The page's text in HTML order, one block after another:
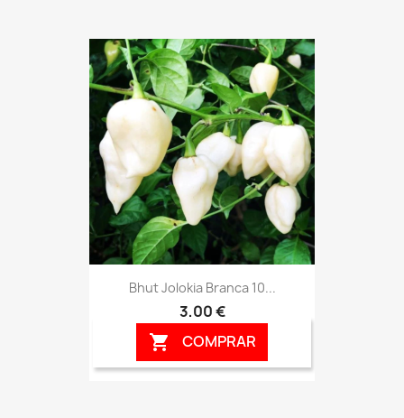
Bhut Jolokia Branca 10...
3,00 €
 COMPRAR